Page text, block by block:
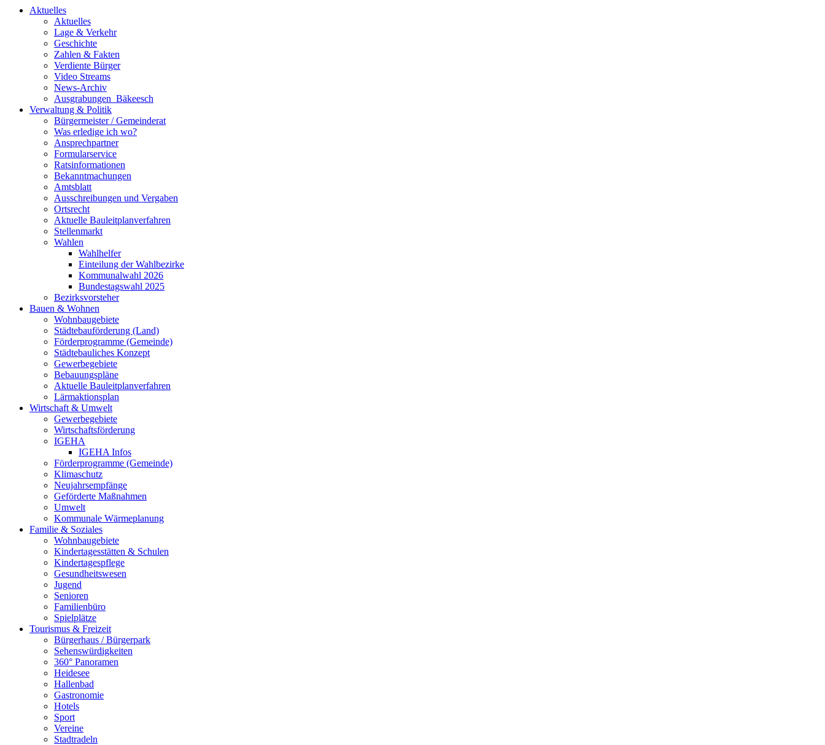
Aktuelles
Aktuelles
Lage & Verkehr
Geschichte
Zahlen & Fakten
Verdiente Bürger
Video Streams
News-Archiv
Ausgrabungen_Bäkeesch
Verwaltung & Politik
Bürgermeister / Gemeinderat
Was erledige ich wo?
Ansprechpartner
Formularservice
Ratsinformationen
Bekanntmachungen
Amtsblatt
Ausschreibungen und Vergaben
Ortsrecht
Aktuelle Bauleitplanverfahren
Stellenmarkt
Wahlen
Wahlhelfer
Einteilung der Wahlbezirke
Kommunalwahl 2026
Bundestagswahl 2025
Bezirksvorsteher
Bauen & Wohnen
Wohnbaugebiete
Städtebauförderung (Land)
Förderprogramme (Gemeinde)
Städtebauliches Konzept
Gewerbegebiete
Bebauungspläne
Aktuelle Bauleitplanverfahren
Lärmaktionsplan
Wirtschaft & Umwelt
Gewerbegebiete
Wirtschaftsförderung
IGEHA
IGEHA Infos
Förderprogramme (Gemeinde)
Klimaschutz
Neujahrsempfänge
Geförderte Maßnahmen
Umwelt
Kommunale Wärmeplanung
Familie & Soziales
Wohnbaugebiete
Kindertagesstätten & Schulen
Kindertagespflege
Gesundheitswesen
Jugend
Senioren
Familienbüro
Spielplätze
Tourismus & Freizeit
Bürgerhaus / Bürgerpark
Sehenswürdigkeiten
360° Panoramen
Heidesee
Hallenbad
Gastronomie
Hotels
Sport
Vereine
Stadtradeln